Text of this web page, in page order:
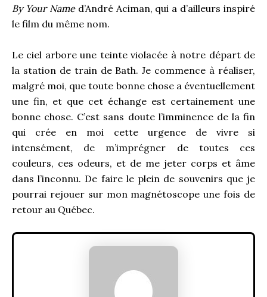
By Your Named’André Aciman, qui a d’ailleurs inspiré
le film du même nom.
Le ciel arbore une teinte violacée à notre départ de
la station de train de Bath. Je commence à réaliser,
malgré moi, que toute bonne chose a éventuellement
une fin, et que cet échange est certainement une
bonne chose. C’est sans doute l’imminence de la fin
qui crée en moi cette urgence de vivre si
intensément, de m’imprégner de toutes ces
couleurs, ces odeurs, et de me jeter corps et âme
dans l’inconnu. De faire le plein de souvenirs que je
pourrai rejouer sur mon magnétoscope une fois de
retour au Québec.